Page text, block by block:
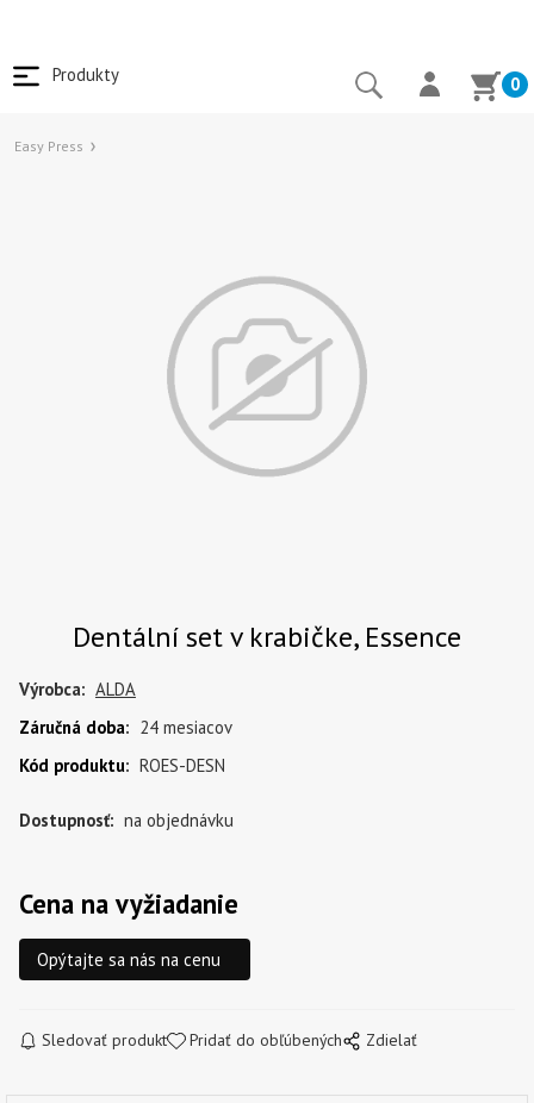
Produkty 0
Easy Press
Dentální set v krabičke, Essence
Výrobca: ALDA
Záručná doba: 24 mesiacov
Kód produktu: ROES-DESN
Dostupnosť: na objednávku
Cena na vyžiadanie
Opýtajte sa nás na cenu
Sledovať produkt Pridať do obľúbených Zdielať